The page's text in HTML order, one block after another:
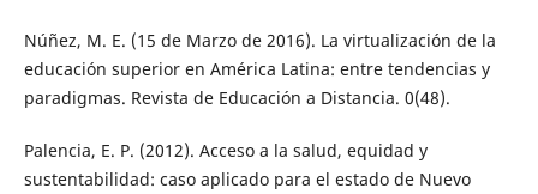
Núñez, M. E. (15 de Marzo de 2016). La virtualización de la
educación superior en América Latina: entre tendencias y
paradigmas. Revista de Educación a Distancia. 0(48).
Palencia, E. P. (2012). Acceso a la salud, equidad y
sustentabilidad: caso aplicado para el estado de Nuevo